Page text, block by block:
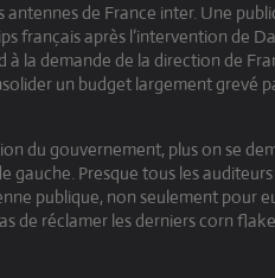
antennes de France inter. Une
français après l’intervention de
à la demande de la direction de
un budget largement grevé
du gouvernement, plus on se
gauche. Presque tous les
publique, non seulement pour
de réclamer les derniers corn